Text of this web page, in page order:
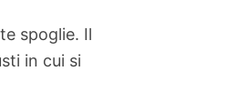
spoglie. Il
in cui si